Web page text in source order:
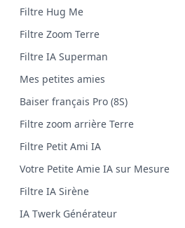
Filtre Hug Me
Filtre Zoom Terre
Filtre IA Superman
Mes petites amies
Baiser français Pro (8S)
Filtre zoom arrière Terre
Filtre Petit Ami IA
Votre Petite Amie IA sur Mesure
Filtre IA Sirène
IA Twerk Générateur